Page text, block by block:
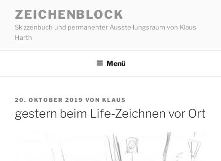
Inhalt
springen
ZEICHENBLOCK
Skizzenbuch und permanenter Ausstellungsraum von Klaus
Harth
Menü
VERÖFFENTLICHT
20. OKTOBER 2019 VON KLAUS
gestern beim Life-Zeichnen vor Ort